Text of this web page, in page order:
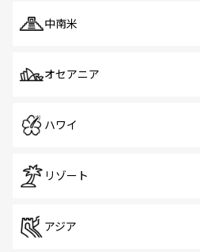
中南米
オセアニア
ハワイ
リゾート
アジア